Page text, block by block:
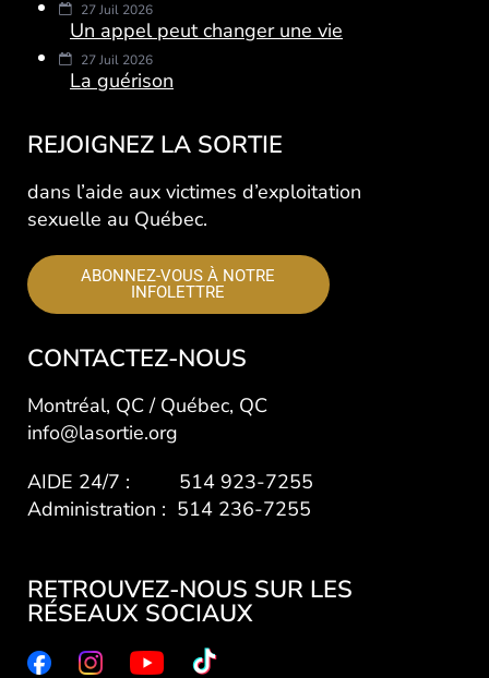
27 Juil 2026
Un appel peut changer une vie
27 Juil 2026
La guérison
REJOIGNEZ LA SORTIE
dans l’aide aux victimes d’exploitation
sexuelle au Québec.
ABONNEZ-VOUS À NOTRE
INFOLETTRE
CONTACTEZ-NOUS
Montréal, QC / Québec, QC
info@lasortie.org
AIDE 24/7 : 514 923-7255
Administration : 514 236-7255
RETROUVEZ-NOUS SUR LES
RÉSEAUX SOCIAUX